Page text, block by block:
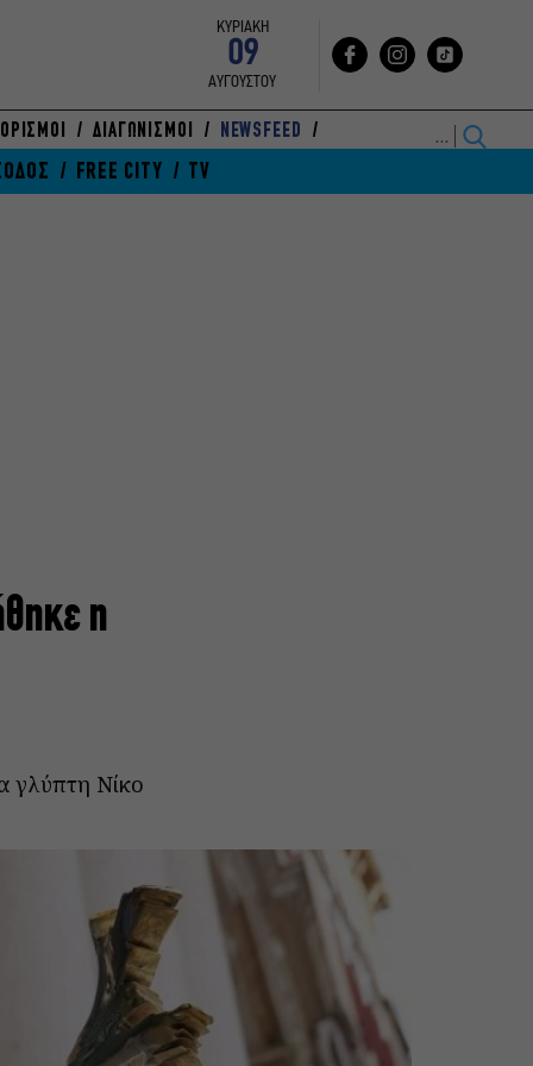
ΚΥΡΙΑΚΗ
09
ΑΥΓΟΥΣΤΟΥ
ΔΙΑΓΩΝΙΣΜΟΙ NEWSFEED
FREE CITY TV
η
γλύπτη Νίκο